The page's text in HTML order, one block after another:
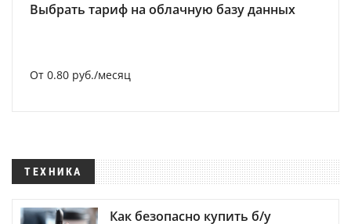
Выбрать тариф на облачную базу данных
От 0.80 руб./месяц
ТЕХНИКА
Как безопасно купить б/у